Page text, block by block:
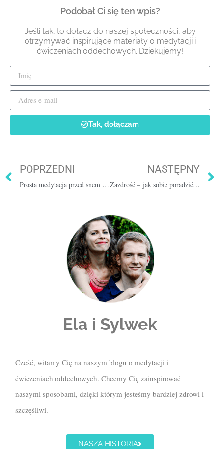
Podobał Ci się ten wpis?
Jeśli tak, to dołącz do naszej społeczności, aby
otrzymywać inspirujące materiały o medytacji i
ćwiczeniach oddechowych. Dziękujemy!
Tak, dołączam
POPRZEDNI
Prosta medytacja przed snem [szybkie zaśnięcie] 15 min
NASTĘPNY
Zazdrość – jak sobie poradzić z zazdrością? 4 sposoby od Dalajlamy
Ela i Sylwek
Cześć, witamy Cię na naszym blogu o medytacji i
ćwiczeniach oddechowych. Chcemy Cię zainspirować
naszymi sposobami, dzięki którym jesteśmy bardziej zdrowi i
szczęśliwi.
NASZA HISTORIA